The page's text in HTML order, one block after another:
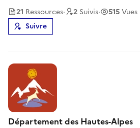
l'humus ».Plus de fiches en licence
circulaire.org
21 Ressources· 2 Suivis· 515Vues
Suivre
Département des Hautes-Alpes